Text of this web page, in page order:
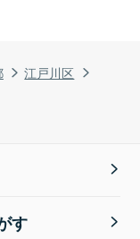
江戸川区
す